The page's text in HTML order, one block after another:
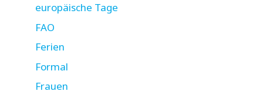
europäische Tage
FAO
Ferien
Formal
Frauen